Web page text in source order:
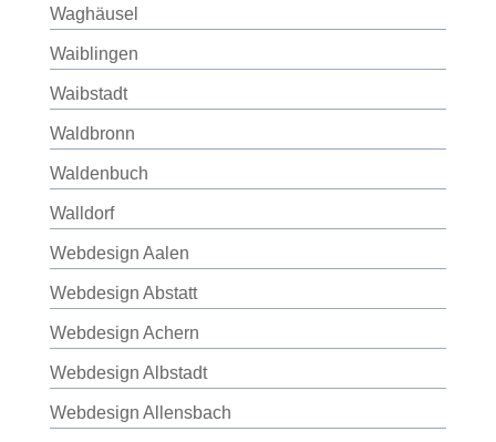
Waghäusel
Waiblingen
Waibstadt
Waldbronn
Waldenbuch
Walldorf
Webdesign Aalen
Webdesign Abstatt
Webdesign Achern
Webdesign Albstadt
Webdesign Allensbach